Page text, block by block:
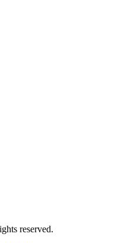
reserved.